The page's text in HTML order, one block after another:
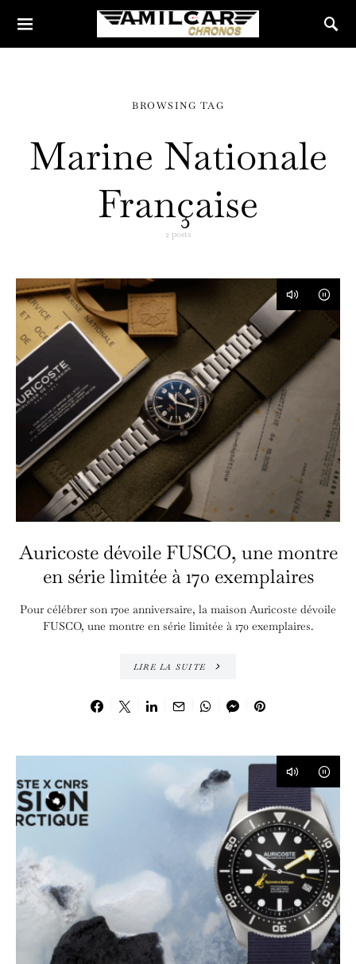
BROWSING TAG
Marine Nationale
Française
2 posts
Auricoste dévoile FUSCO, une montre
en série limitée à 170 exemplaires
Pour célébrer son 170e anniversaire, la maison Auricoste dévoile
FUSCO, une montre en série limitée à 170 exemplaires.
LIRE LA SUITE